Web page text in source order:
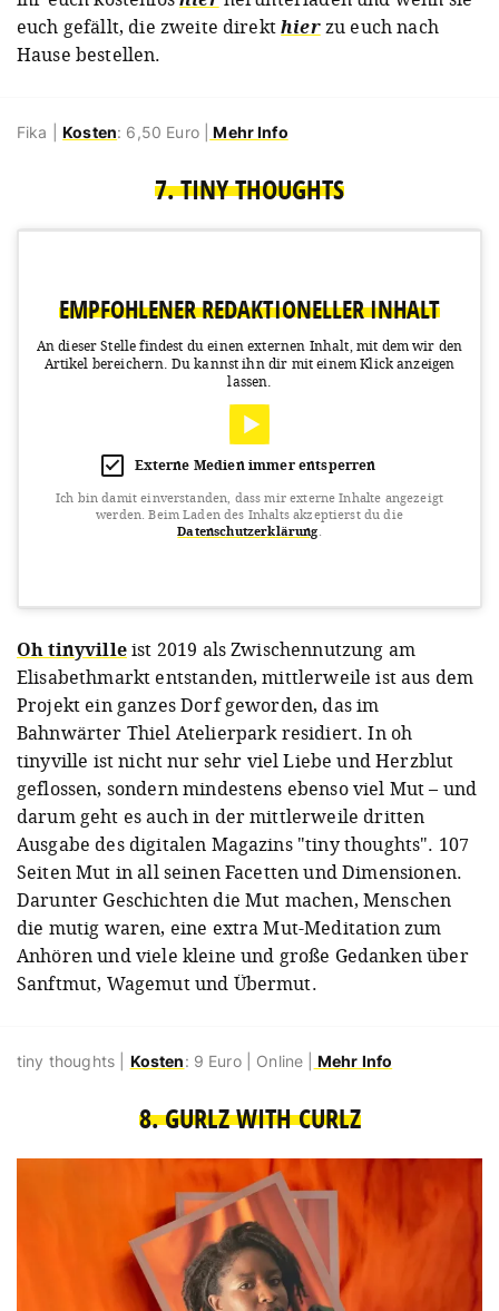
euch gefällt, die zweite direkthierzu euch nach
Hause bestellen.
Fika |Kosten: 6,50 Euro | Mehr Info
7. TINY THOUGHTS
EMPFOHLENER REDAKTIONELLER INHALT
An dieser Stelle findest du einen externen Inhalt, mit dem wir den
Artikel bereichern. Du kannst ihn dir mit einem Klick anzeigen
lassen.
Externe Medien immer entsperren
Ich bin damit einverstanden, dass mir externe Inhalte angezeigt
werden. Beim Laden des Inhalts akzeptierst du die
Datenschutzerklärung.
A post shared by Ann, Justyna & Kati (@ohtinyville)
Oh tinyvilleist 2019 als Zwischennutzung am
Elisabethmarkt entstanden, mittlerweile ist aus dem
Projekt ein ganzes Dorf geworden, das im
Bahnwärter Thiel Atelierpark residiert. In oh
tinyville ist nicht nur sehr viel Liebe und Herzblut
geflossen, sondern mindestens ebenso viel Mut – und
darum geht es auch in der mittlerweile dritten
Ausgabe des digitalen Magazins "tiny thoughts". 107
Seiten Mut in all seinen Facetten und Dimensionen.
Darunter Geschichten die Mut machen, Menschen
die mutig waren, eine extra Mut-Meditation zum
Anhören und viele kleine und große Gedanken über
Sanftmut, Wagemut und Übermut.
tiny thoughts | Kosten: 9 Euro | Online | Mehr Info
8. GURLZ WITH CURLZ